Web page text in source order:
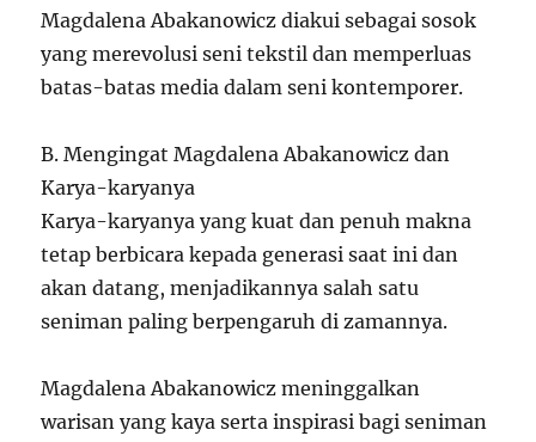
Magdalena Abakanowicz diakui sebagai sosok
yang merevolusi seni tekstil dan memperluas
batas-batas media dalam seni kontemporer.
B. Mengingat Magdalena Abakanowicz dan
Karya-karyanya
Karya-karyanya yang kuat dan penuh makna
tetap berbicara kepada generasi saat ini dan
akan datang, menjadikannya salah satu
seniman paling berpengaruh di zamannya.
Magdalena Abakanowicz meninggalkan
warisan yang kaya serta inspirasi bagi seniman